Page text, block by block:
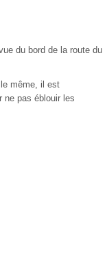
du bord de la route du
même, il est
ne pas éblouir les